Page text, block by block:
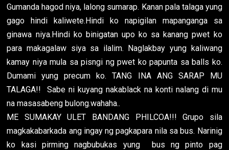
Gumanda hagod niya, lalong sumarap. Kanan pala talaga yung
gago hindi kaliwete.Hindi ko napigilan mapanganga sa
ginawa niya.Hindi ko binigatan upo ko sa kanang pwet ko
para makagalaw siya sa ilalim. Naglakbay yung kaliwang
kamay niya mula sa pisngi ng pwet ko papunta sa balls ko.
Dumami yung precum ko. TANG INA ANG SARAP MU
TALAGA!! Sabe ni kuyang nakablack na konti nalang di mu
na masasabeng bulong.wahaha..
ME SUMAKAY ULET BANDANG PHILCOA!!! Grupo sila
magkakabarkada ang ingay ng pagkapara nila sa bus. Narinig
ko kasi pirming nagbubukas yung bus ng pinto pag